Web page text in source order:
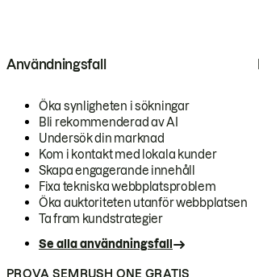
Användningsfall
Öka synligheten i sökningar
Bli rekommenderad av AI
Undersök din marknad
Kom i kontakt med lokala kunder
Skapa engagerande innehåll
Fixa tekniska webbplatsproblem
Öka auktoriteten utanför webbplatsen
Ta fram kundstrategier
Se alla användningsfall
PROVA SEMRUSH ONE GRATIS